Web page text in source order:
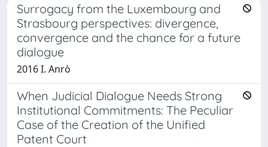
Surrogacy from the Luxembourg and
Strasbourg perspectives: divergence,
convergence and the chance for a future
dialogue
2016 I. Anrò
When Judicial Dialogue Needs Strong
Institutional Commitments: The Peculiar
Case of the Creation of the Unified
Patent Court